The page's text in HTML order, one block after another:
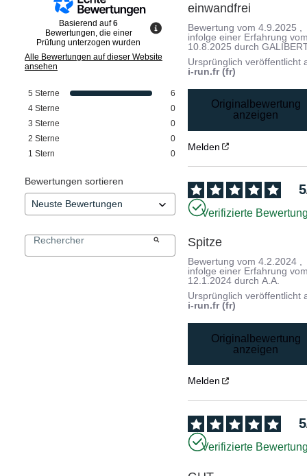
Basierend auf6
Bewertungen, die einer
Prüfung unterzogen wurden
Alle Bewertungen auf dieser Website
ansehen
5 Sterne
6
4 Sterne
0
3 Sterne
0
2 Sterne
0
1 Stern 0
Bewertungen sortieren
einwandfrei
Bewertung vom4.9.2025
infolge einer Erfahrung
10.8.2025 durch
Ursprünglich veröffentlicht
i-run.fr (fr)
Originalbewertung
anzeigen
Melden
5
Verifizierte
Spitze
Bewertung vom4.2.2024
infolge einer Erfahrung
12.1.2024 durchA.A.
Ursprünglich veröffentlicht
i-run.fr (fr)
Originalbewertung
anzeigen
Melden
5
Verifizierte